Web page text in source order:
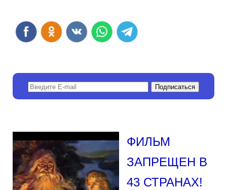
ФИЛЬМ
ЗАПРЕЩЕН В
43 СТРАНАХ!